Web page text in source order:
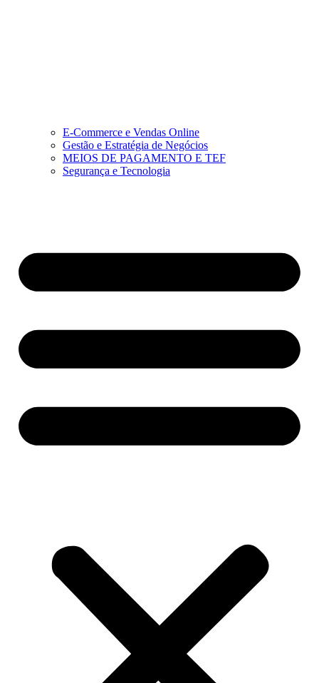
E-Commerce e Vendas Online
Gestão e Estratégia de Negócios
MEIOS DE PAGAMENTO E TEF
Segurança e Tecnologia